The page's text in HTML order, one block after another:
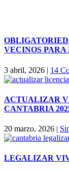
VECINOS
3 abril, 2026 | 14
ACTUALIZAR
CANTABRIA
20 marzo, 2026 |
LEGALIZAR